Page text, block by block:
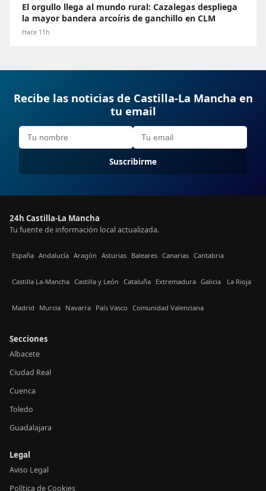
El orgullo llega al mundo rural: Cazalegas despliega
la mayor bandera arcoíris de ganchillo en CLM
Hace 11h
Recibe las noticias de Castilla-La Mancha en
tu email
Suscribirme
24h Castilla-La Mancha
Tu fuente de información local actualizada.
España Andalucía Aragón Asturias Baleares Canarias Cantabria
Castilla La-Mancha Castilla y León Cataluña Extremadura Galicia La Rioja
Madrid Murcia Navarra País Vasco Comunidad Valenciana
Secciones
Albacete
Ciudad Real
Cuenca
Toledo
Guadalajara
Legal
Aviso Legal
Política de Cookies